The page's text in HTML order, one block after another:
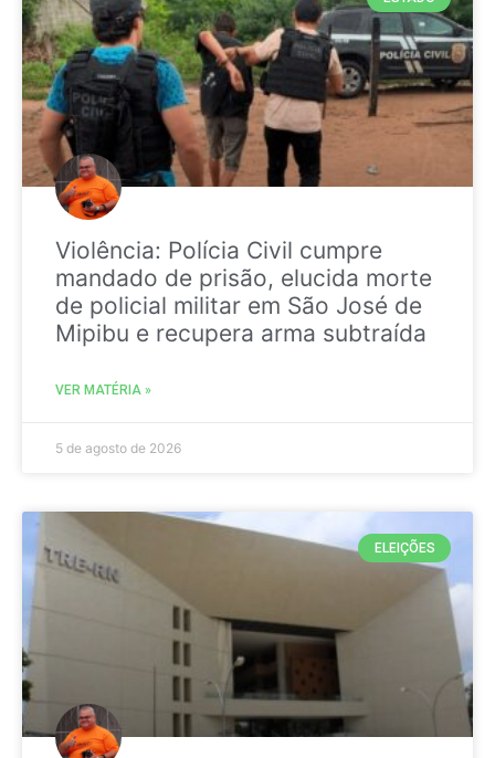
Violência: Polícia Civil cumpre
mandado de prisão, elucida morte
de policial militar em São José de
Mipibu e recupera arma subtraída
VER MATÉRIA »
5 de agosto de 2026
ELEIÇÕES